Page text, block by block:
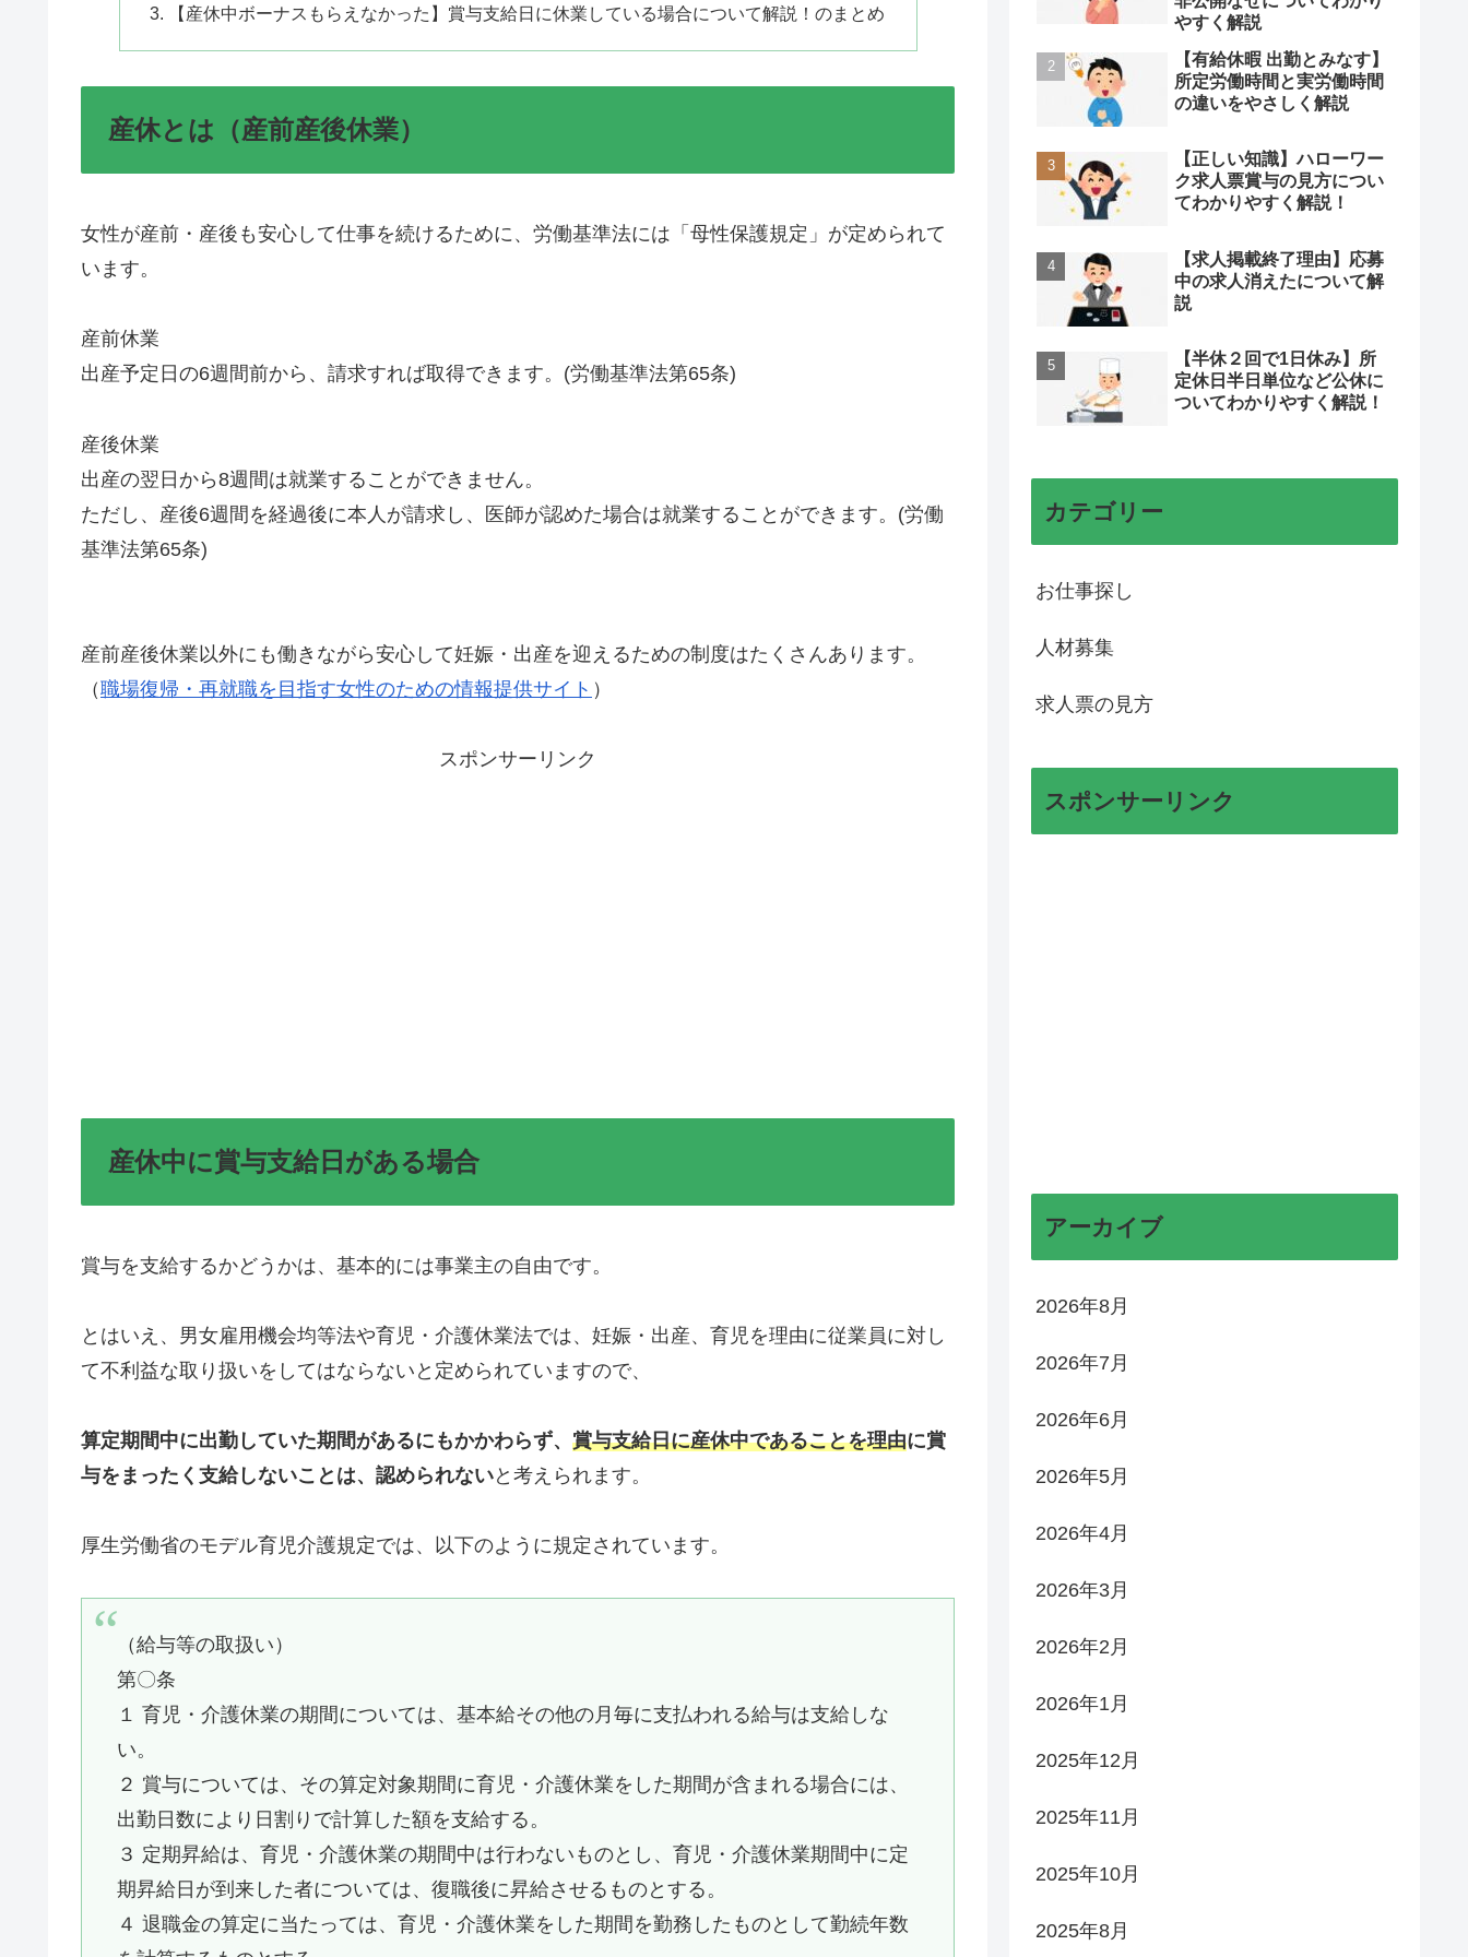
【産休中ボーナスもらえなかった】賞与支給日に休業している場合について解説！のまとめ
産休とは（産前産後休業）
女性が産前・産後も安心して仕事を続けるために、労働基準法には「母性保護規定」が定められて
います。
産前休業
出産予定日の6週間前から、請求すれば取得できます。(労働基準法第65条)
産後休業
出産の翌日から8週間は就業することができません。
ただし、産後6週間を経過後に本人が請求し、医師が認めた場合は就業することができます。(労働
基準法第65条)
産前産後休業以外にも働きながら安心して妊娠・出産を迎えるための制度はたくさんあります。
（職場復帰・再就職を目指す女性のための情報提供サイト ）
スポンサーリンク
産休中に賞与支給日がある場合
賞与を支給するかどうかは、基本的には事業主の自由です。
とはいえ、男女雇用機会均等法や育児・介護休業法では、妊娠・出産、育児を理由に従業員に対し
て不利益な取り扱いをしてはならないと定められていますので、
算定期間中に出勤していた期間があるにもかかわらず、 賞与支給日に産休中であることを理由に賞
与をまったく支給しないことは、認められないと考えられます。
厚生労働省のモデル育児介護規定では、以下のように規定されています。
（給与等の取扱い）
第〇条
１ 育児・介護休業の期間については、基本給その他の月毎に支払われる給与は支給しな
い。
２ 賞与については、その算定対象期間に育児・介護休業をした期間が含まれる場合には、
出勤日数により日割りで計算した額を支給する。
３ 定期昇給は、育児・介護休業の期間中は行わないものとし、育児・介護休業期間中に定
期昇給日が到来した者については、復職後に昇給させるものとする。
４ 退職金の算定に当たっては、育児・介護休業をした期間を勤務したものとして勤続年数
やすく解説
【有給休暇 出勤とみなす】
所定労働時間と実労働時間
の違いをやさしく解説
【正しい知識】ハローワー
ク求人票賞与の見方につい
てわかりやすく解説！
【求人掲載終了理由】応募
中の求人消えたについて解
説
【半休２回で1日休み】所
定休日半日単位など公休に
ついてわかりやすく解説！
カテゴリー
お仕事探し
人材募集
求人票の見方
スポンサーリンク
アーカイブ
2026年8月
2026年7月
2026年6月
2026年5月
2026年4月
2026年3月
2026年2月
2026年1月
2025年12月
2025年11月
2025年10月
2025年8月